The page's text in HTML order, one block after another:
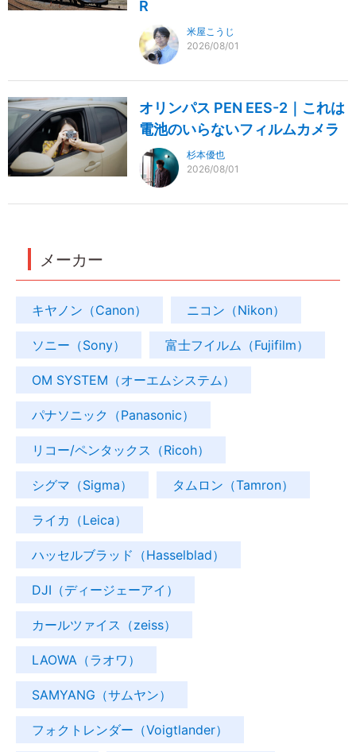
R
米屋こうじ
2026/08/01
オリンパス PEN EES-2｜これは
電池のいらないフィルムカメラ
杉本優也
2026/08/01
メーカー
キヤノン（Canon） ニコン（Nikon）
ソニー（Sony） 富士フイルム（Fujifilm）
OM SYSTEM（オーエムシステム）
パナソニック（Panasonic）
リコー/ペンタックス（Ricoh）
シグマ（Sigma） タムロン（Tamron）
ライカ（Leica）
ハッセルブラッド（Hasselblad）
DJI（ディージェーアイ）
カールツァイス（zeiss）
LAOWA（ラオワ）
SAMYANG（サムヤン）
フォクトレンダー（Voigtlander）